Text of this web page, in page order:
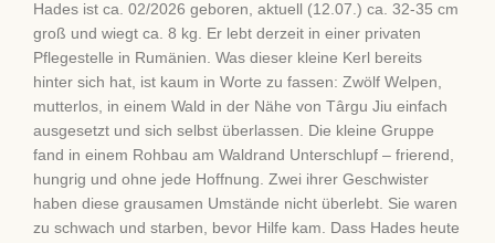
Hades ist ca. 02/2026 geboren, aktuell (12.07.) ca. 32-35 cm
groß und wiegt ca. 8 kg. Er lebt derzeit in einer privaten
Pflegestelle in Rumänien. Was dieser kleine Kerl bereits
hinter sich hat, ist kaum in Worte zu fassen: Zwölf Welpen,
mutterlos, in einem Wald in der Nähe von Târgu Jiu einfach
ausgesetzt und sich selbst überlassen. Die kleine Gruppe
fand in einem Rohbau am Waldrand Unterschlupf – frierend,
hungrig und ohne jede Hoffnung. Zwei ihrer Geschwister
haben diese grausamen Umstände nicht überlebt. Sie waren
zu schwach und starben, bevor Hilfe kam. Dass Hades heute